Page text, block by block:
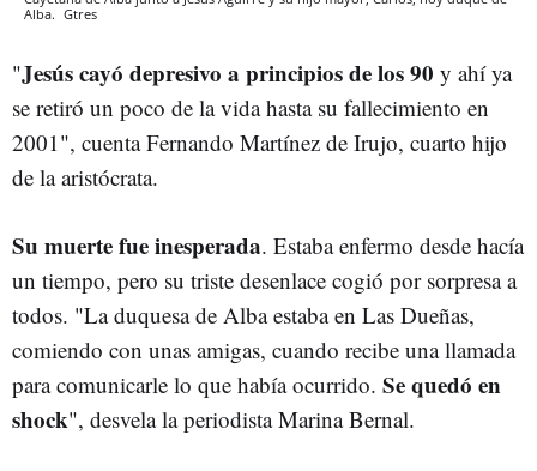
Alba. Gtres
"Jesús cayó depresivo a principios de los 90 y ahí ya
se retiró un poco de la vida hasta su fallecimiento en
2001", cuenta Fernando Martínez de Irujo, cuarto hijo
de la aristócrata.
Su muerte fue inesperada. Estaba enfermo desde hacía
un tiempo, pero su triste desenlace cogió por sorpresa a
todos. "La duquesa de Alba estaba en Las Dueñas,
comiendo con unas amigas, cuando recibe una llamada
para comunicarle lo que había ocurrido. Se quedó en
shock", desvela la periodista Marina Bernal.